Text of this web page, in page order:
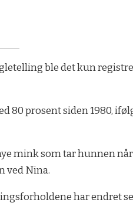
ble det kun
80 prosent siden 1980,
mink som tar hunnen
ved Nina.
har endret